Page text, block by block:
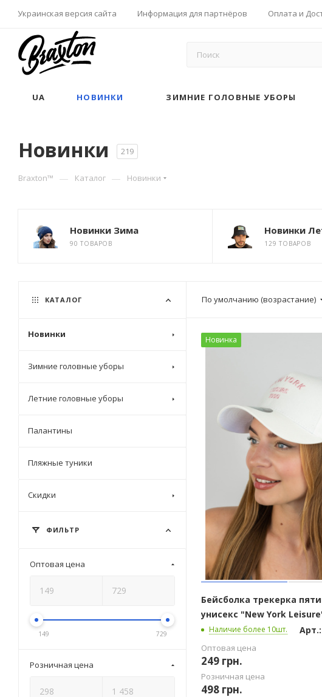
Украинская версия сайта Информация для партнёров Оплата и
UA НОВИНКИ ЗИМНИЕ ГОЛОВНЫЕ УБОРЫ
Новинки 219
Braxton™ — Каталог — Новинки
Новинки Зима
90 ТОВАРОВ
Новинки
129 ТОВАРОВ
По умолчанию (возрастание)
Новинка
Бейсболка трекерка
унисекс "New York
Наличие более 10шт.
Оптовая цена
249 грн.
Розничная цена
498 грн.
КАТАЛОГ
Новинки
Зимние головные уборы
Летние головные уборы
Палантины
Пляжные туники
Скидки
ФИЛЬТР
Оптовая цена
149 729
Розничная цена